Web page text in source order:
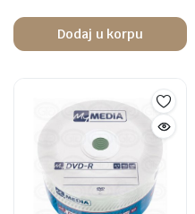
Dodaj u korpu